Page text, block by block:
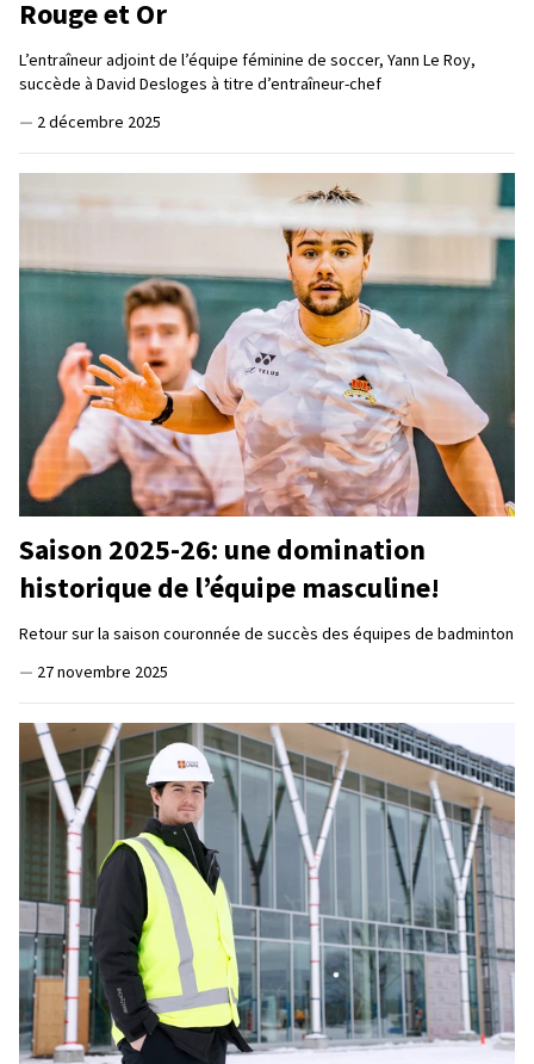
Rouge et Or
L’entraîneur adjoint de l’équipe féminine de soccer, Yann Le Roy,
succède à David Desloges à titre d’entraîneur-chef
— 2 décembre 2025
Saison 2025-26: une domination
historique de l’équipe masculine!
Retour sur la saison couronnée de succès des équipes de badminton
— 27 novembre 2025